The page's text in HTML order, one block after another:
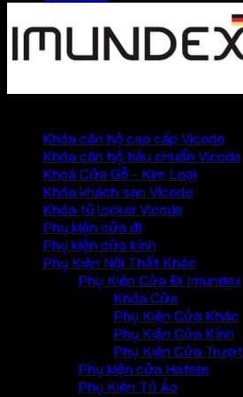
Khóa căn hộ cao cấp Vicode
Khóa căn hộ tiêu chuẩn Vicode
Khoá Cửa Gỗ - Kim Loại
Khóa khách sạn Vicode
Khóa tủ locker Vicode
Phụ kiện cửa đi
Phụ kiện cửa kính
Phụ Kiện Nội Thất Khác
Phụ Kiện Cửa Đi Imundex
Khóa Cửa
Phụ Kiện Cửa Khác
Phụ Kiện Cửa Kính
Phụ Kiện Cửa Trượt
Phụ kiện cửa Hafele
Phụ Kiện Tủ Áo